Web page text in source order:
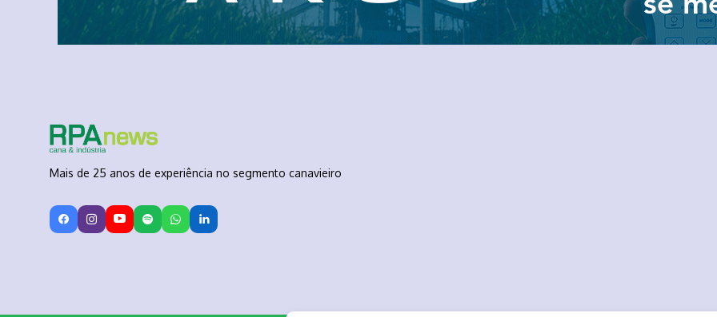
Mais de 25 anos de experiência no segmento canavieiro